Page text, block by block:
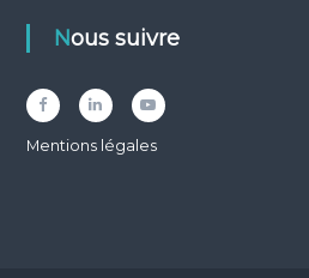
Nous suivre
FacebookLinkedInYouTube
Mentions légales